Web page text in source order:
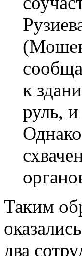
к
руль,
Таким
два